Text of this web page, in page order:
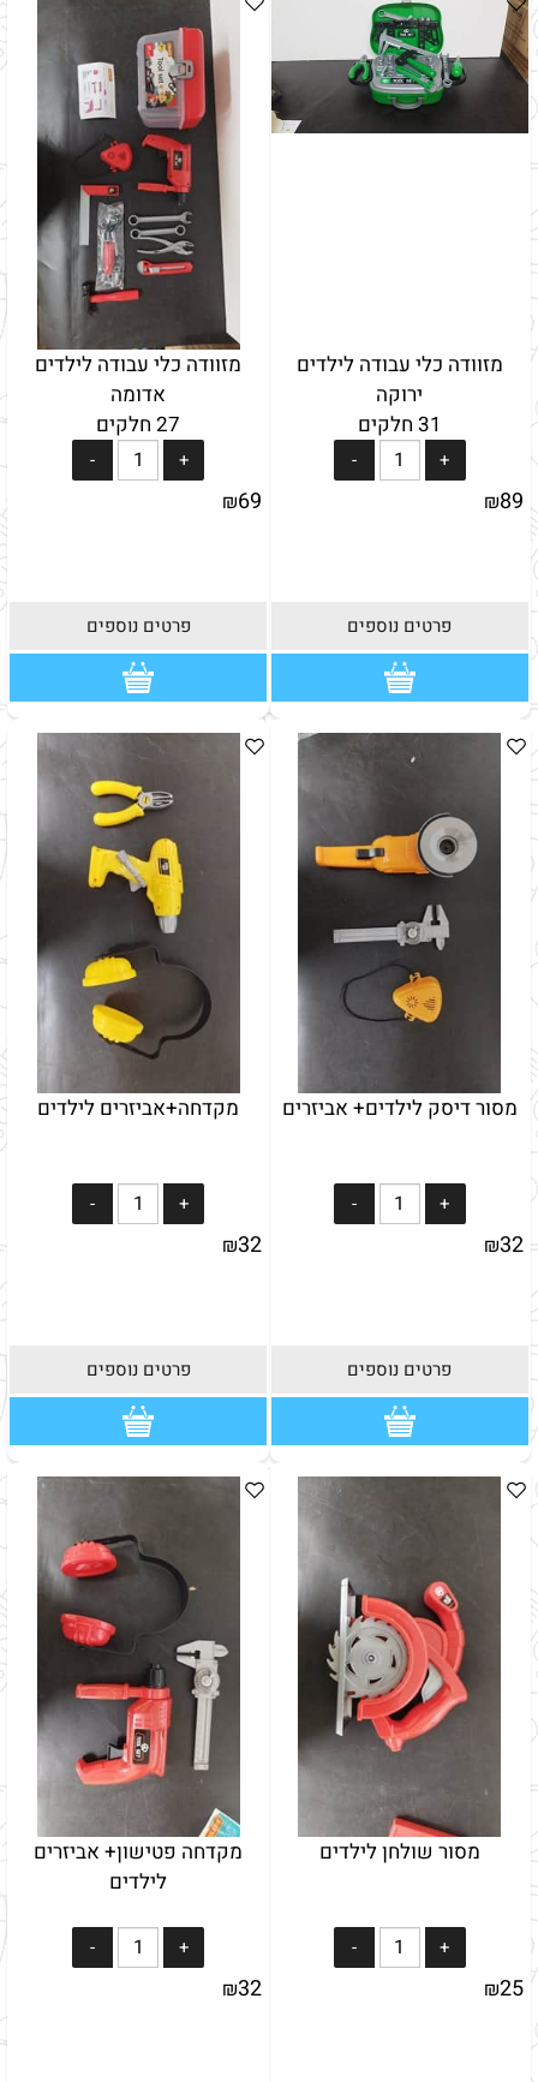
מזוודה כלי עבודה לילדים
ירוקה
31 חלקים
₪89
פרטים נוספים
מזוודה כלי עבודה לילדים
אדומה
27 חלקים
₪69
פרטים נוספים
מסור דיסק לילדים+ אביזרים
₪32
פרטים נוספים
מקדחה+אביזרים לילדים
₪32
פרטים נוספים
מסור שולחן לילדים
₪25
מקדחה פטישון+ אביזרים
לילדים
₪32